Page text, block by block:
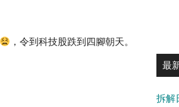
，令到科技股跌到四腳朝天。
最
拆解